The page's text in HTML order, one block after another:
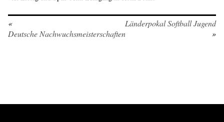
«
Deutsche Nachwuchsmeisterschaften
Länderpokal Softball Jugend
»